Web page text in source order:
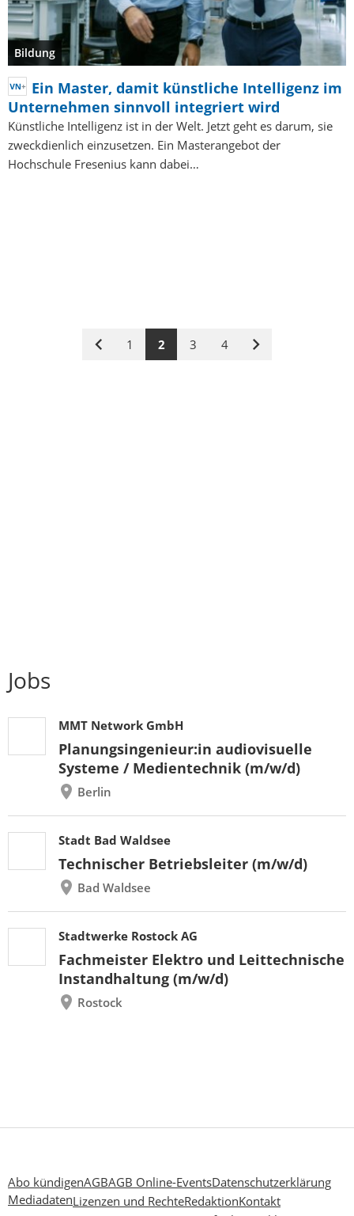
Bildung
Ein Master, damit künstliche Intelligenz im
Unternehmen sinnvoll integriert wird
Künstliche Intelligenz ist in der Welt. Jetzt geht es darum, sie
zweckdienlich einzusetzen. Ein Masterangebot der
Hochschule Fresenius kann dabei…
Vorige
1 2 3 4
Nächste
Jobs
MMT Network GmbH
Planungsingenieur:in audiovisuelle
Systeme / Medientechnik (m/w/d)
Berlin
Stadt Bad Waldsee
Technischer Betriebsleiter (m/w/d)
Bad Waldsee
Stadtwerke Rostock AG
Fachmeister Elektro und Leittechnische
Instandhaltung (m/w/d)
Rostock
Abo kündigenAGBAGB Online-EventsDatenschutzerklärung
MediadatenLizenzen und RechteRedaktionKontakt